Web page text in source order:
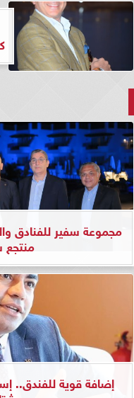
مجموعة سفير للفنادق
إضافة قوية للفندق..